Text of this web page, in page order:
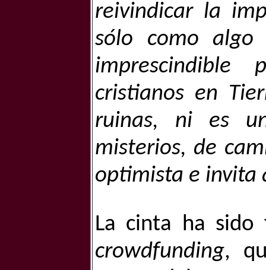
reivindicar la
sólo como
cristianos en
ruinas, ni es
misterios, de
optimista e invita
crowdfunding,